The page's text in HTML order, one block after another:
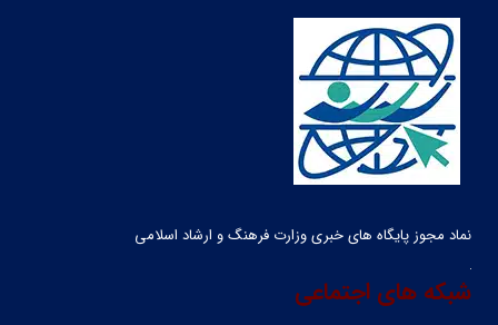
نماد مجوز پایگاه های خبری وزارت فرهنگ و ارشاد اسلامی
شبکه های اجتماعی